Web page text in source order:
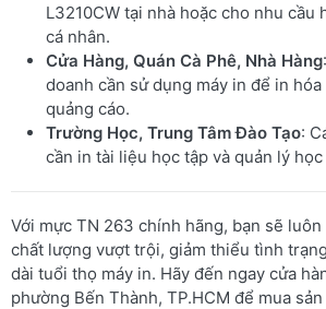
L3210CW tại nhà hoặc cho nhu cầu
cá nhân.
Cửa Hàng, Quán Cà Phê, Nhà Hàng
doanh cần sử dụng máy in để in
quảng cáo.
Trường Học, Trung Tâm Đào Tạo:
cần in tài liệu học tập và quản lý
Với mực TN 263 chính hãng, bạn sẽ
chất lượng vượt trội, giảm thiểu tình
dài tuổi thọ máy in. Hãy đến ngay cửa
phường Bến Thành, TP.HCM để mua